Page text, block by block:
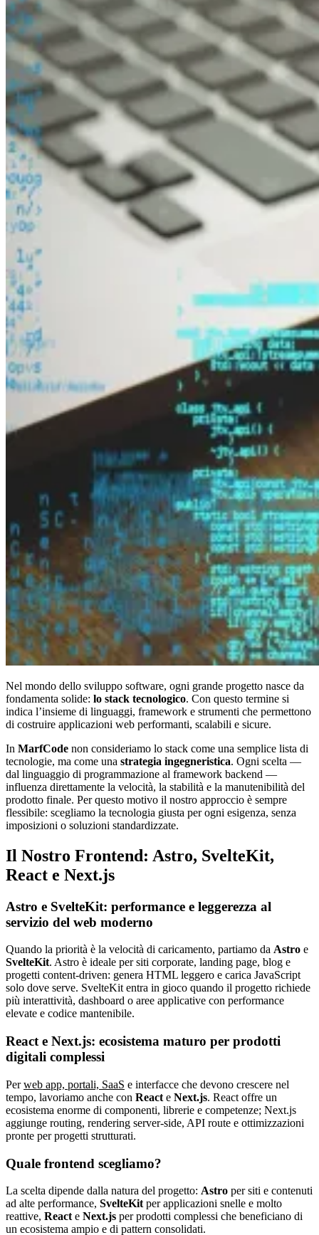
Nel mondo dello sviluppo software, ogni grande progetto nasce da
fondamenta solide: lo stack tecnologico. Con questo termine si
indica l’insieme di linguaggi, framework e strumenti che permettono
di costruire applicazioni web performanti, scalabili e sicure.
In MarfCode non consideriamo lo stack come una semplice lista di
tecnologie, ma come una strategia ingegneristica. Ogni scelta —
dal linguaggio di programmazione al framework backend —
influenza direttamente la velocità, la stabilità e la manutenibilità del
prodotto finale. Per questo motivo il nostro approccio è sempre
flessibile: scegliamo la tecnologia giusta per ogni esigenza, senza
imposizioni o soluzioni standardizzate.
Il Nostro Frontend: Astro, SvelteKit,
React e Next.js
Astro e SvelteKit: performance e leggerezza al
servizio del web moderno
Quando la priorità è la velocità di caricamento, partiamo da Astro e
SvelteKit. Astro è ideale per siti corporate, landing page, blog e
progetti content-driven: genera HTML leggero e carica JavaScript
solo dove serve. SvelteKit entra in gioco quando il progetto richiede
più interattività, dashboard o aree applicative con performance
elevate e codice mantenibile.
React e Next.js: ecosistema maturo per prodotti
digitali complessi
Perweb app, portali, SaaS e interfacce che devono crescere nel
tempo, lavoriamo anche con React e Next.js. React offre un
ecosistema enorme di componenti, librerie e competenze; Next.js
aggiunge routing, rendering server-side, API route e ottimizzazioni
pronte per progetti strutturati.
Quale frontend scegliamo?
La scelta dipende dalla natura del progetto: Astro per siti e contenuti
ad alte performance, SvelteKit per applicazioni snelle e molto
reattive, React e Next.js per prodotti complessi che beneficiano di
un ecosistema ampio e di pattern consolidati.